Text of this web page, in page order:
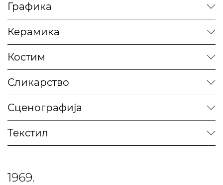
Графика
Керамика
Костим
Сликарство
Сценографија
Текстил
1969.